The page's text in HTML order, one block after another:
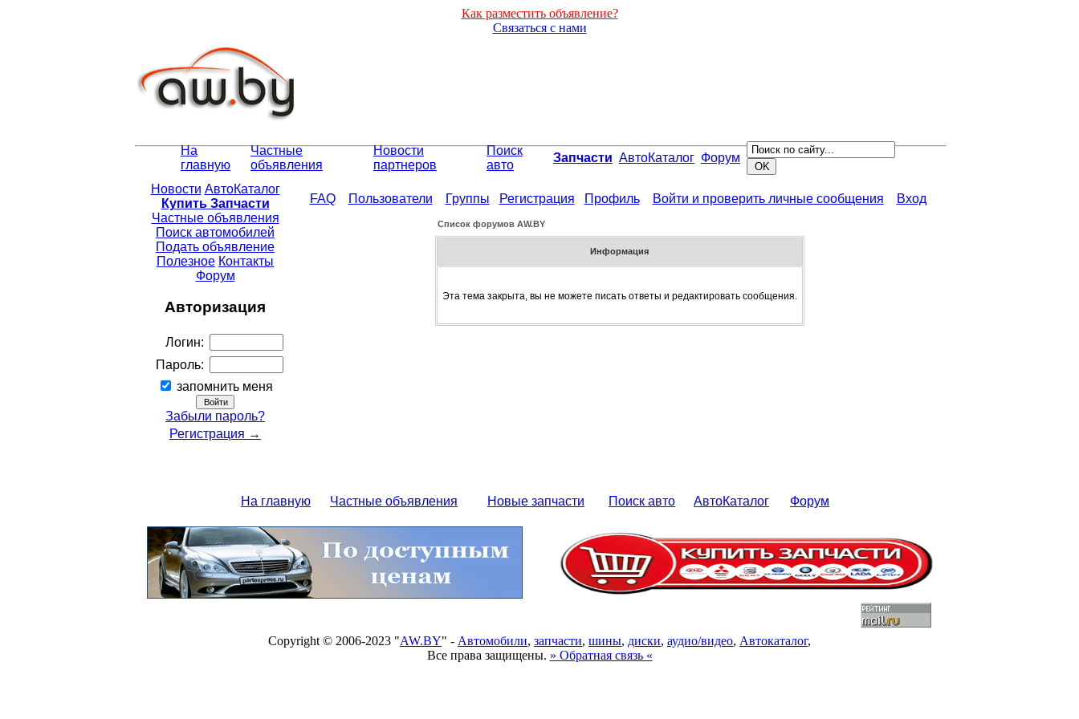
Как разместить объявление?
Связаться с нами
На
главную
Частные
объявления
Новости
партнеров
Поиск
авто
Запчасти АвтоКаталог Форум
Новости АвтоКаталог
Купить Запчасти
Частные объявления
Поиск автомобилей
Подать объявление
Полезное Контакты
Форум
Авторизация
Логин:
Пароль:
запомнить меня
Забыли пароль?
Регистрация →
FAQ Пользователи Группы Регистрация Профиль Войти и проверить личные сообщения Вход
Список форумов АW.BY
Информация
Эта тема закрыта, вы не можете писать ответы и редактировать сообщения.
На главную Частные объявления Новые запчасти Поиск авто АвтоКаталог Форум
Copyright © 2006-2023 "AW.BY" - Автомобили, запчасти, шины, диски, аудио/видео, Автокаталог,
Все права защищены. » Обратная связь «